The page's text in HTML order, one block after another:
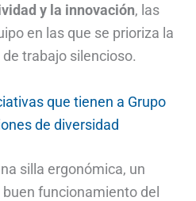
y la innovación, las
en las que se prioriza la
trabajo silencioso.
que tienen a Grupo
de diversidad
silla ergonómica, un
funcionamiento del